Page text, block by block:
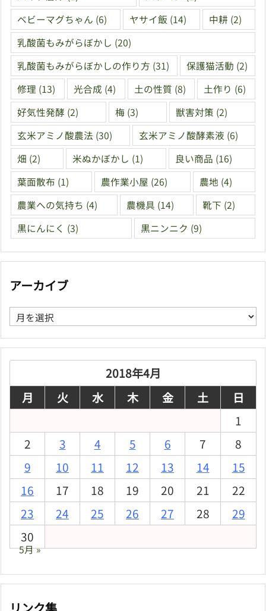
ベビーマグちゃん (6) ヤサイ飯 (14) 中耕 (2)
乳酸菌もみがらぼかし (20)
乳酸菌もみがらぼかしの作り方 (31) 保護猫活動 (2)
修理 (13) 光合成 (4) 土の性質 (8) 土作り (6)
好気性発酵 (2) 梅 (3) 獣害対策 (2)
玄米アミノ酸農法 (30) 玄米アミノ酸酵素液 (6)
畑 (2) 米ぬかぼかし (1) 良い商品 (16)
葉面散布 (1) 農作業小屋 (26) 農地 (4)
農業への気持ち (4) 農機具 (14) 靴下 (2)
黒にんにく (3) 黒ニンニク (9)
アーカイブ
ア
ー
カ
2018年4月
月
火 水 木 金 土
日
1
2
3 4 5 6 7
8
9
10 11 12 13 14
15
16
17 18 19 20 21
22
23
24 25 26 27 28
29
30
5月 »